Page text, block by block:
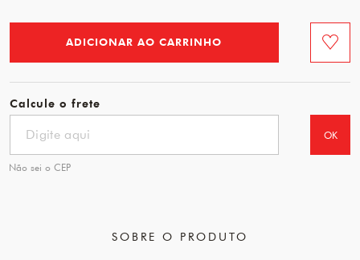
ADICIONAR AO CARRINHO
Calcule o frete
OK
Não sei o CEP
SOBRE O PRODUTO